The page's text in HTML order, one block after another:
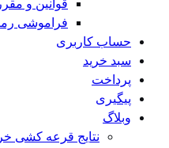
قوانین و
فراموشی
حساب کاربری
سبد خرید
پرداخت
پیگیری
وبلاگ
نتایج قرعه کشی